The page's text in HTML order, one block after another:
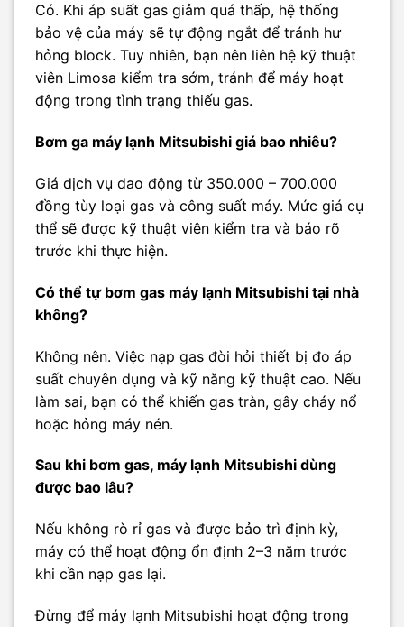
Có. Khi áp suất gas giảm quá thấp, hệ thống
bảo vệ của máy sẽ tự động ngắt để tránh hư
hỏng block. Tuy nhiên, bạn nên liên hệ kỹ thuật
viên Limosa kiểm tra sớm, tránh để máy hoạt
động trong tình trạng thiếu gas.
Bơm ga máy lạnh Mitsubishi giá bao nhiêu?
Giá dịch vụ dao động từ 350.000 – 700.000
đồng tùy loại gas và công suất máy. Mức giá cụ
thể sẽ được kỹ thuật viên kiểm tra và báo rõ
trước khi thực hiện.
Có thể tự bơm gas máy lạnh Mitsubishi tại nhà
không?
Không nên. Việc nạp gas đòi hỏi thiết bị đo áp
suất chuyên dụng và kỹ năng kỹ thuật cao. Nếu
làm sai, bạn có thể khiến gas tràn, gây cháy nổ
hoặc hỏng máy nén.
Sau khi bơm gas, máy lạnh Mitsubishi dùng
được bao lâu?
Nếu không rò rỉ gas và được bảo trì định kỳ,
máy có thể hoạt động ổn định 2–3 năm trước
khi cần nạp gas lại.
Đừng để máy lạnh Mitsubishi hoạt động trong